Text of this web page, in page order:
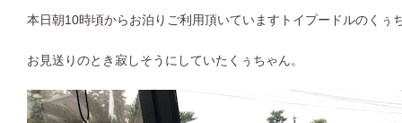
本日朝10時頃からお泊りご利用頂いていますトイプードルのくぅ
お見送りのとき寂しそうにしていたくぅちゃん。